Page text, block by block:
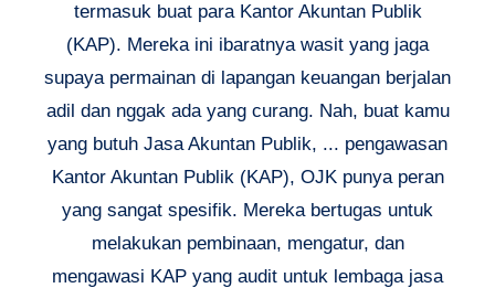
termasuk buat para Kantor Akuntan Publik
(KAP). Mereka ini ibaratnya wasit yang jaga
supaya permainan di lapangan keuangan berjalan
adil dan nggak ada yang curang. Nah, buat kamu
yang butuh Jasa Akuntan Publik, ... pengawasan
Kantor Akuntan Publik (KAP), OJK punya peran
yang sangat spesifik. Mereka bertugas untuk
melakukan pembinaan, mengatur, dan
mengawasi KAP yang audit untuk lembaga jasa